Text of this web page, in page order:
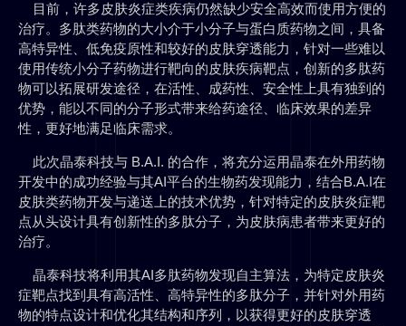
目前，许多皮肤炎症类疾病仍然缺少安全高效而使用方便的
治疗。多肽类药物的大小介于小分子与蛋白质药物之间，具备
高特异性、低免疫原性和较好的皮肤穿透能力，针对一些难以
使用传统小分子药物进行靶向的皮肤疾病靶点，创新的多肽药
物可以拓展研发途径，在活性、成药性、安全性上具有独到的
优势，能以不同的分子形式带来给药途径、临床效果的差异
性，更好地满足临床需求。
此次晶泰科技与 B.A.I. 的合作，将充分运用晶泰在外用药物
开发中的成功经验与其AI平台的生物药发现能力，结合B.A.I在
皮肤类药物开发与递送上的技术优势，针对特定的皮肤炎症靶
点从头设计具有创新性的多肽分子，为皮肤病患者带来更好的
治疗。
晶泰科技将利用其AI多肽药物发现自主算法，为特定皮肤炎
症靶点找到具有高活性、高特异性的多肽分子，并针对外用药
物的特点设计和优化其结构和序列，以获得更好的皮肤穿透